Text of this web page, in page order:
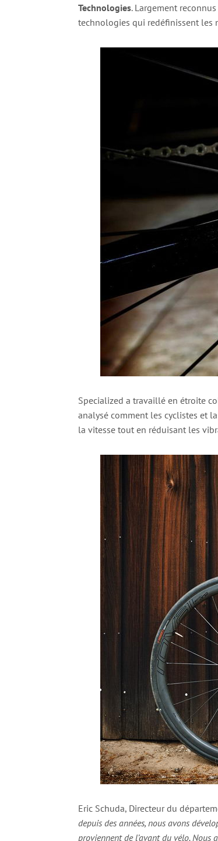
Technologies. Largement
technologies qui redéfinissent les
Specialized a travaillé en étroite
analysé comment les cyclistes et
la vitesse tout en réduisant les
Eric Schuda, Directeur du
depuis des années, nous avons
proviennent de l’avant du vélo. Nous